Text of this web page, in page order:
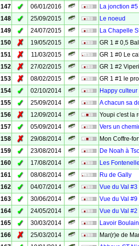
147
✓ 06/01/2016
La jonction #5
148
✓ 25/09/2015
Le noeud
149
✓ 24/07/2015
La Chapelle
150
✗ 19/05/2015
GR 1 # 0,5
151
✗ 11/03/2015
GR 1 #0 Le
152
✗ 27/02/2015
GR 1 #2
153
✗ 08/02/2015
GR 1 #1 le
154
✓ 02/10/2014
Happy culteur
155
✓ 25/09/2014
A chacun sa
156
✗ 12/09/2014
Youpi c'est la
157
✓ 05/09/2014
Vers un
158
✗ 29/08/2014
Mon Coffre-
159
✓ 23/08/2014
De Noah à
160
✓ 17/08/2014
Les
161
✓ 08/08/2014
Ru de Gally
162
✓ 04/07/2014
Vue du Val #3
163
✓ 30/06/2014
Vue du Val #9
164
✓ 24/05/2014
Vue du Val #2
165
✓ 30/03/2014
Lavoir
166
✗ 25/03/2014
Mar(r)e de